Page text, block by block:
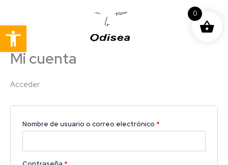
Abrir barra de herramientas
contenido
Mi cuenta
Acceder
Nombre de usuario o correo electrónico *
Obligatorio
0